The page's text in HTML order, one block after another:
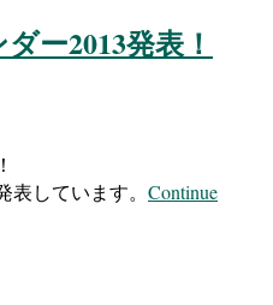
ー2013発表！
表しています。 Continue